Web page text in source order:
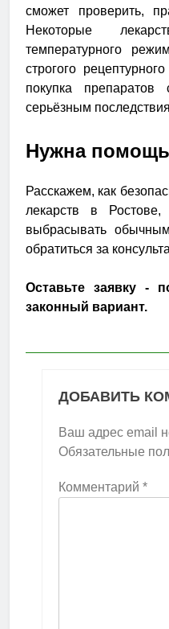
сможет проверить,
Некоторые
температурного
строгого
покупка
серьёзным
Нужна
Расскажем, как
лекарств в
выбрасывать
обратиться за
Оставьте заявку -
законный вариант.
ДОБАВИТЬ
Ваш адрес email
Обязательные
Комментарий *